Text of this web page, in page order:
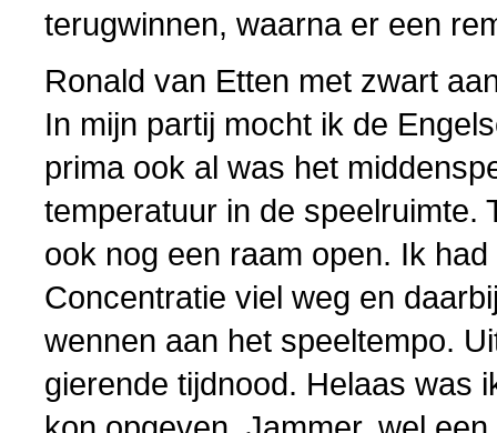
terugwinnen, waarna er een
Ronald van Etten met zwart
In mijn partij mocht ik de
prima ook al was het
temperatuur in de speelruimte.
ook nog een raam open. Ik
Concentratie viel weg en
wennen aan het speeltempo.
gierende tijdnood. Helaas was